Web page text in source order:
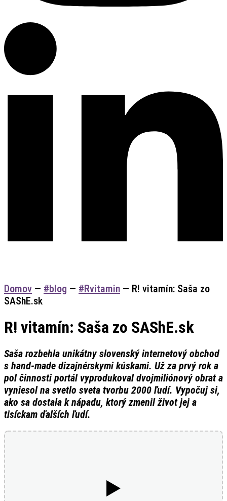
Domov — #blog — #Rvitamin — R! vitamín: Saša zo
SAShE.sk
R! vitamín: Saša zo SAShE.sk
Saša rozbehla unikátny slovenský internetový obchod
s hand-made dizajnérskymi kúskami. Už za prvý rok a
pol činnosti portál vyprodukoval dvojmiliónový obrat a
vyniesol na svetlo sveta tvorbu 2000 ľudí. Vypočuj si,
ako sa dostala k nápadu, ktorý zmenil život jej a
tisíckam ďalších ľudí.
▶️